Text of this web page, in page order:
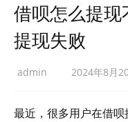
借呗怎么提
提现失败
admin 2024年8月
最近，很多用户在借